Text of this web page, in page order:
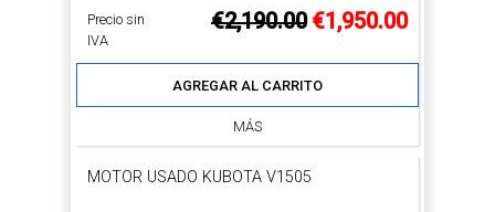
Precio sin
IVA
€2,190.00 €1,950.00
AGREGAR AL CARRITO
MÁS
MOTOR USADO KUBOTA V1505